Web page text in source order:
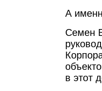
А
Семен
в этот